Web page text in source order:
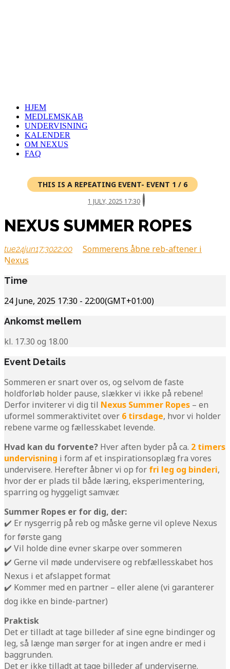
HJEM
MEDLEMSKAB
UNDERVISNING
KALENDER
OM NEXUS
FAQ
THIS IS A REPEATING EVENT- EVENT 1 / 6
1 JULY, 2025 17:30
NEXUS SUMMER ROPES
tue24jun17:3022:00
Sommerens åbne reb-aftener i
Nexus
Time
24 June, 2025 17:30 - 22:00(GMT+01:00)
Ankomst mellem
kl. 17.30 og 18.00
Event Details
Sommeren er snart over os, og selvom de faste
holdforløb holder pause, slækker vi ikke på rebene!
Derfor inviterer vi dig til Nexus Summer Ropes – en
uformel sommeraktivitet over 6 tirsdage, hvor vi holder
rebene varme og fællesskabet levende.
Hvad kan du forvente? Hver aften byder på ca. 2 timers
undervisning i form af et inspirationsoplæg fra vores
undervisere. Herefter åbner vi op for fri leg og binderi,
hvor der er plads til både læring, eksperimentering,
sparring og hyggeligt samvær.
Summer Ropes er for dig, der:
✔️ Er nysgerrig på reb og måske gerne vil opleve Nexus
for første gang
✔️ Vil holde dine evner skarpe over sommeren
✔️ Gerne vil møde undervisere og rebfællesskabet hos
Nexus i et afslappet format
✔️ Kommer med en partner – eller alene (vi garanterer
dog ikke en binde-partner)
Praktisk
Det er tilladt at tage billeder af sine egne bindinger og
leg, så længe man sørger for at ingen andre er med i
baggrunden.
Det er ikke tilladt at tage billeder af underviserne.